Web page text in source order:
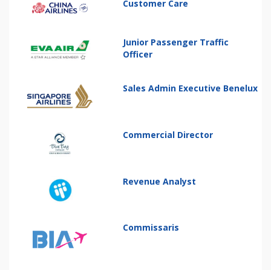
Customer Care
Junior Passenger Traffic
Officer
Sales Admin Executive Benelux
Commercial Director
Revenue Analyst
Commissaris